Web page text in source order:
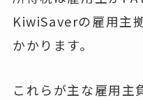
KiwiSaverの雇用主
かかります。
これらが主な雇用主